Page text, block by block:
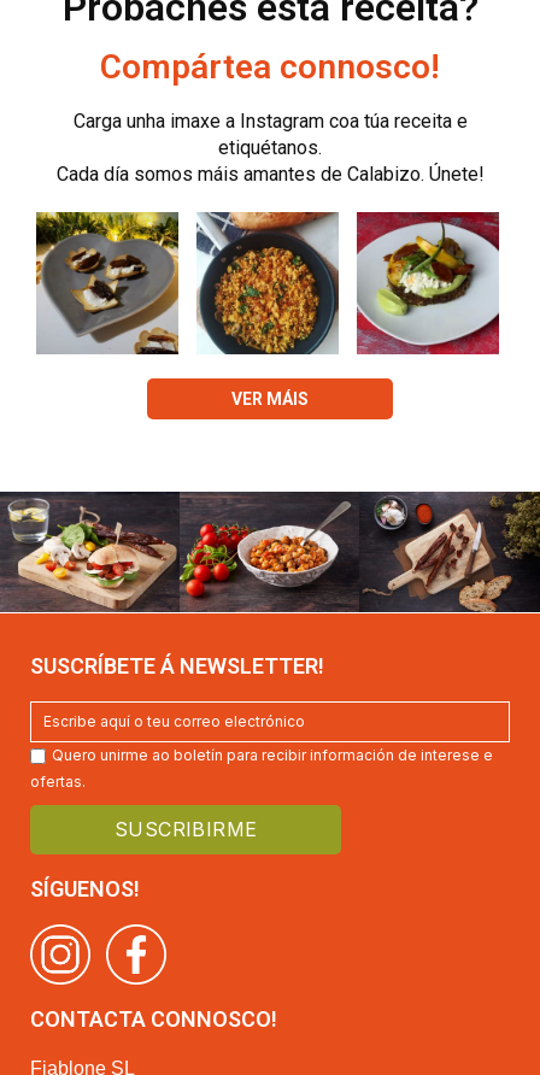
Compártea connosco!
Carga unha imaxe a Instagram coa túa receita e
etiquétanos.
Cada día somos máis amantes de Calabizo. Únete!
VER MÁIS
SUSCRÍBETE Á NEWSLETTER!
Quero unirme ao boletín para recibir información de interese e
ofertas.
SÍGUENOS!
CONTACTA CONNOSCO!
Fiablone SL